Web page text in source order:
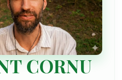
CORNU